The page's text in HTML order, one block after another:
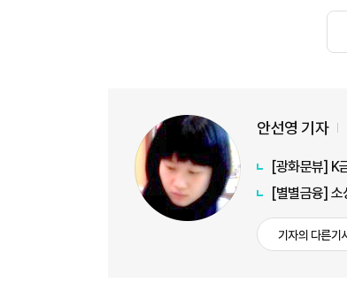
안선영 기자
[광화문뷰] K
[별별금융]
기자의 다른기